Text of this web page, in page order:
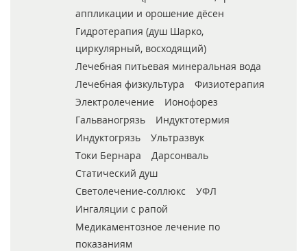
аппликации и орошение дёсен
Гидротерапия (душ Шарко,
циркулярный, восходящий)
Лечебная питьевая минеральная вода
Лечебная физкультура
Физиотерапия
Электролечение
Ионофорез
Гальваногрязь
Индуктотермия
Индуктогрязь
Ультразвук
Токи Бернара
Дарсонваль
Статический душ
Светолечение-соллюкс
УФЛ
Ингаляции с рапой
Медикаментозное лечение по
показаниям